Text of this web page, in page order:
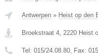
Antwerpen » Heist op den
Broekstraat 4, 2220 Heist
Tel: 015/24.08.80, Fax: